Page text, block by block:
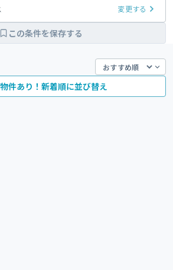
変更する
この条件を保存する
件あり！新着順に並び替え